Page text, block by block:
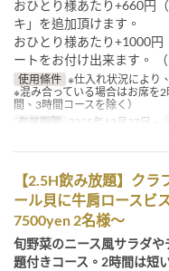
おひとり様あたり+660円
キ」を追加頂けます。
おひとり様あたり+1000
ートをお付け出来ます。 （
使用條件 ※仕入れ状況により
※混み合っている場合はお席を
間、3時間コースを除く）
有效期限 2025年12月27日 ~
【2.5H飲み放題】ク
ール貝に牛肩ロースビ
7500yen 2名様～
旬野菜のニース風サラダ
題付きコース。2時間は短